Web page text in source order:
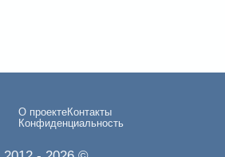
О проектеКонтакты
Конфиденциальность